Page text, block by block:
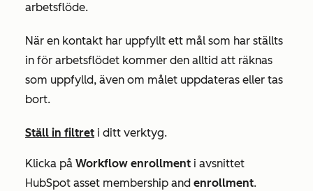
arbetsflöde.
När en kontakt har uppfyllt ett mål som har ställts
in för arbetsflödet kommer den alltid att räknas
som uppfylld, även om målet uppdateras eller tas
bort.
Ställ in filtret i ditt verktyg.
Klicka på Workflow enrollment i avsnittet
HubSpot asset membership and enrollment.